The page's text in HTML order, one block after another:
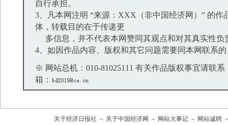
自行承担。
3、凡本网注明 “来源：XXX（非中国经济网）” 的作
体，转载目的在于传递更
多信息，并不代表本网赞同其观点和对其真实性负
4、如因作品内容、版权和其它问题需要同本网联系
※ 网站总机：010-81025111 有关作品版权事宜请联系
箱：
关于经济日报社 － 关于中国经济网 － 网站大事记 － 网站诚聘